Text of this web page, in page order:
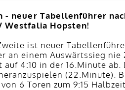
- neuer Tabellenführer
Westfalia Hopsten!
ist neuer
an einem Auswärtssieg
auf 4:10 in der 16.Minute
(22.Minute).
6 Toren zum 9:15